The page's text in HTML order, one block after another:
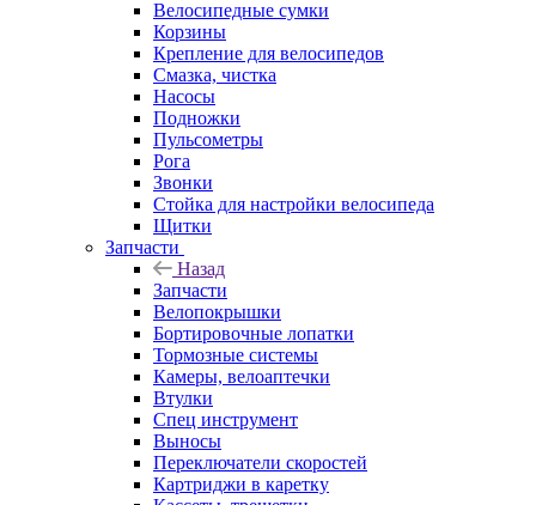
Велосипедные сумки
Корзины
Крепление для велосипедов
Смазка, чистка
Насосы
Подножки
Пульсометры
Рога
Звонки
Стойка для настройки велосипеда
Щитки
Запчасти
Назад
Запчасти
Велопокрышки
Бортировочные лопатки
Тормозные системы
Камеры, велоаптечки
Втулки
Спец инструмент
Выносы
Переключатели скоростей
Картриджи в каретку